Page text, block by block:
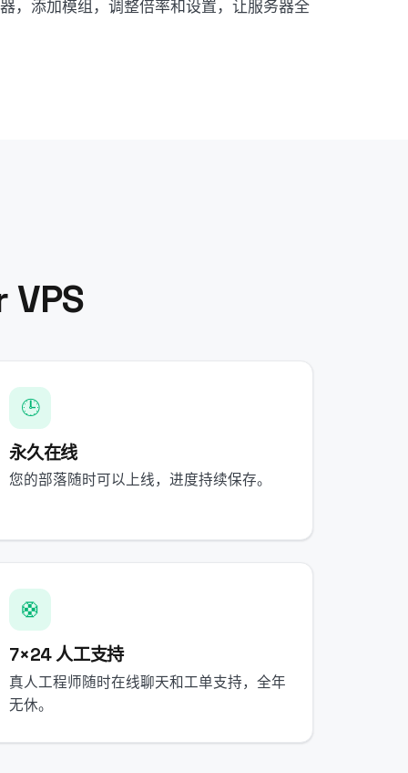
，添加模组，调整倍率和设置，让服务器全
VPS
🕒
永久在线
您的部落随时可以上线，进度持续保存。
🛟
7×24 人工支持
真人工程师随时在线聊天和工单支持，全年
无休。